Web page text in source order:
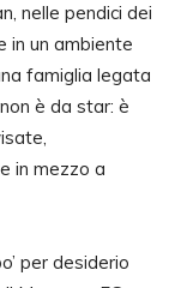
nelle pendici dei
in un ambiente
famiglia legata
è da star: è
in mezzo a
per desiderio